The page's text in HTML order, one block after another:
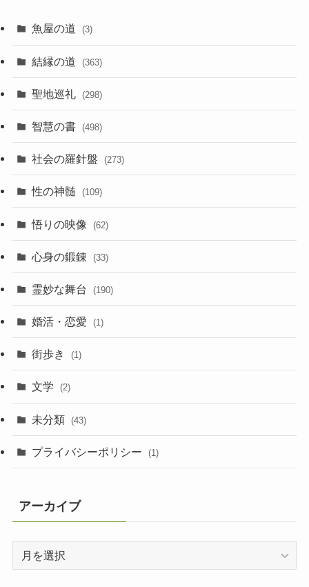
魚屋の道 (3)
結縁の道 (363)
聖地巡礼 (298)
智慧の書 (498)
社会の羅針盤 (273)
性の神髄 (109)
悟りの映像 (62)
心身の鍛錬 (33)
霊妙な舞台 (190)
婚活・恋愛 (1)
街歩き (1)
文学 (2)
未分類 (43)
プライバシーポリシー (1)
アーカイブ